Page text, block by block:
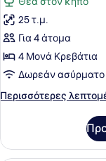
των
φωτογραφιών
για
Διαμέρισμα,
Κουζινούλα
25 τ.μ.
Για 4 άτομα
4 Μονά Κρεβάτια
Δωρεάν ασύρματο
Περισσότερες
Περισσότερες
Κουζινούλα